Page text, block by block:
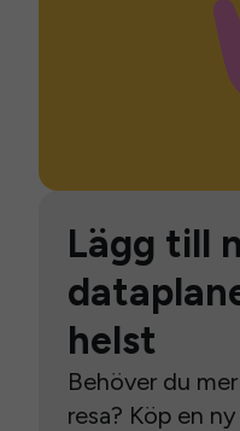
Lägg till
helst
Behöver du
resa? Köp en